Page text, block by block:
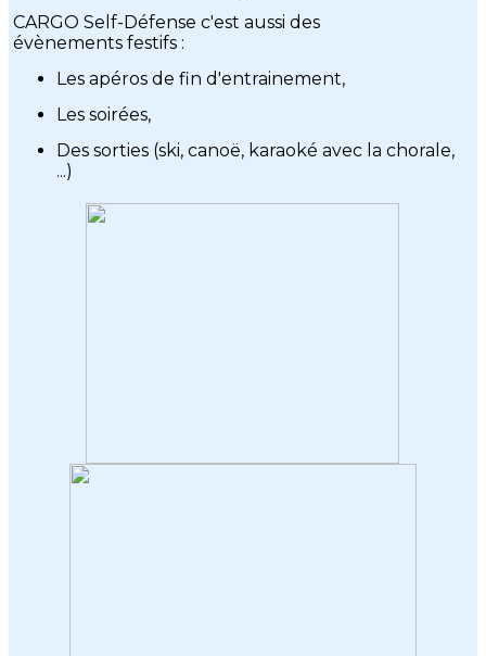
CARGO Self-Défense c'est aussi des
évènements festifs :
Les apéros de fin d'entrainement,
Les soirées,
Des sorties (ski, canoë, karaoké avec la chorale,
...)